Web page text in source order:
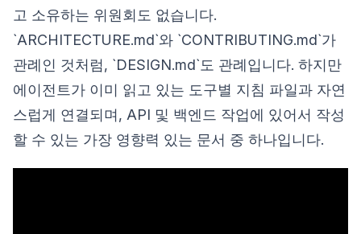
고 소유하는 위원회도 없습니다.
`ARCHITECTURE.md`와 `CONTRIBUTING.md`가
관례인 것처럼, `DESIGN.md`도 관례입니다. 하지만
에이전트가 이미 읽고 있는 도구별 지침 파일과 자연
스럽게 연결되며, API 및 백엔드 작업에 있어서 작성
할 수 있는 가장 영향력 있는 문서 중 하나입니다.